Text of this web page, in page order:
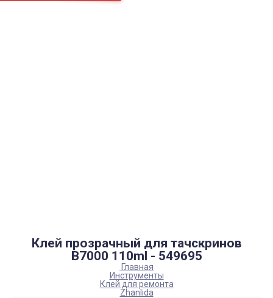
Клей прозрачный для тачскринов
B7000 110ml - 549695
Главная
Инструменты
Клей для ремонта
Zhanlida